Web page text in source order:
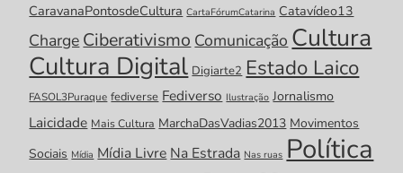
CaravanaPontosdeCultura CartaFórumCatarina Catavídeo13
Charge Ciberativismo Comunicação Cultura
Cultura Digital Digiarte2 Estado Laico
FASOL3Puraque fediverse Fediverso Ilustração Jornalismo
Laicidade Mais Cultura MarchaDasVadias2013 Movimentos
Sociais Mídia Mídia Livre Na Estrada Nas ruas Política